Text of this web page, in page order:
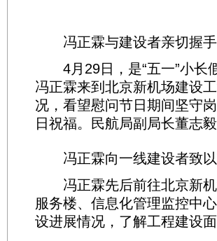
冯正霖与建设者亲切握手
4月29日，是“五一”小长
冯正霖来到北京新机场建设
况，看望慰问节日期间坚守
日祝福。民航局副局长董志毅
冯正霖向一线建设者致以
冯正霖先后前往北京新机
服务楼、信息化管理监控中
设进展情况，了解工程建设